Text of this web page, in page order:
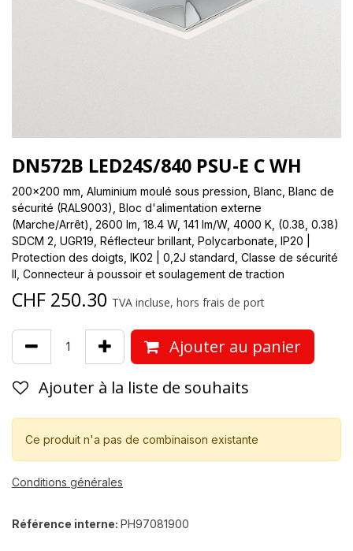
DN572B LED24S/840 PSU-E C WH
200x200 mm, Aluminium moulé sous pression, Blanc, Blanc de
sécurité (RAL9003), Bloc d'alimentation externe
(Marche/Arrêt), 2600 lm, 18.4 W, 141 lm/W, 4000 K, (0.38, 0.38)
SDCM 2, UGR19, Réflecteur brillant, Polycarbonate, IP20 |
Protection des doigts, IK02 | 0,2J standard, Classe de sécurité
II, Connecteur à poussoir et soulagement de traction
CHF 250.30 TVA incluse, hors frais de port
Ajouter au panier
Ajouter à la liste de souhaits
Ce produit n'a pas de combinaison existante
Conditions générales
Référence interne: PH97081900